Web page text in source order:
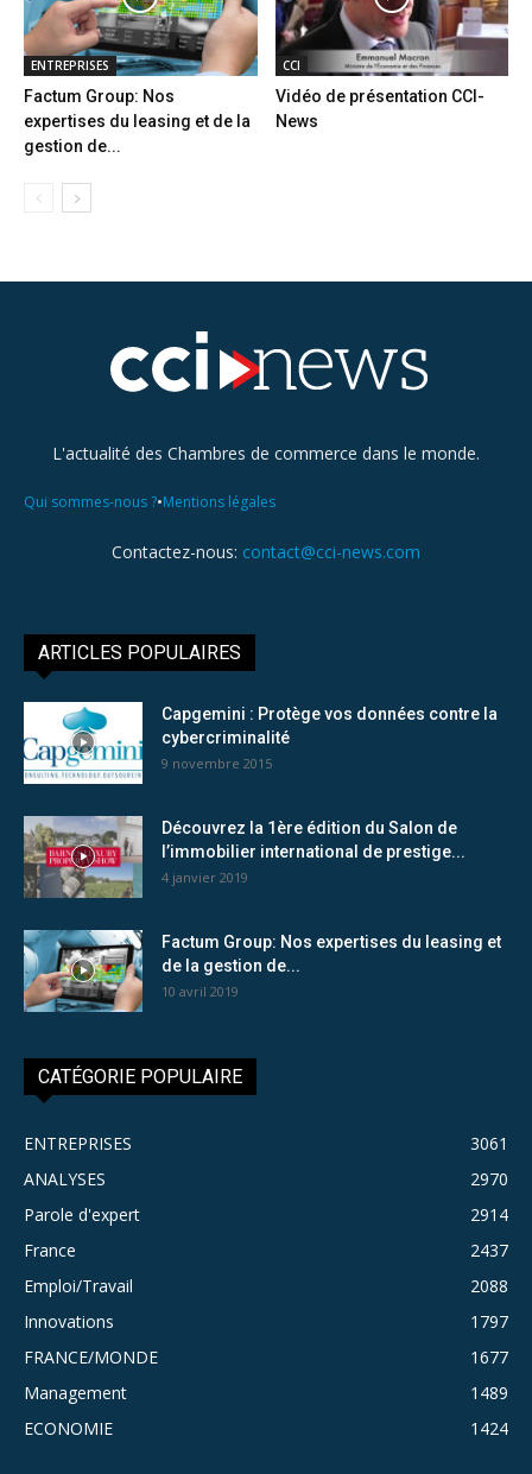
ENTREPRISES
Factum Group: Nos
expertises du leasing et de la
gestion de...
CCI
Vidéo de présentation CCI-
News
L'actualité des Chambres de commerce dans le monde.
Qui sommes-nous ?•Mentions légales
Contactez-nous: contact@cci-news.com
ARTICLES POPULAIRES
Capgemini : Protège vos données contre la
cybercriminalité
9 novembre 2015
Découvrez la 1ère édition du Salon de
l’immobilier international de prestige...
4 janvier 2019
Factum Group: Nos expertises du leasing et
de la gestion de...
10 avril 2019
CATÉGORIE POPULAIRE
ENTREPRISES
3061
ANALYSES
2970
Parole d'expert
2914
France
2437
Emploi/Travail
2088
Innovations
1797
FRANCE/MONDE
1677
Management
1489
ECONOMIE
1424